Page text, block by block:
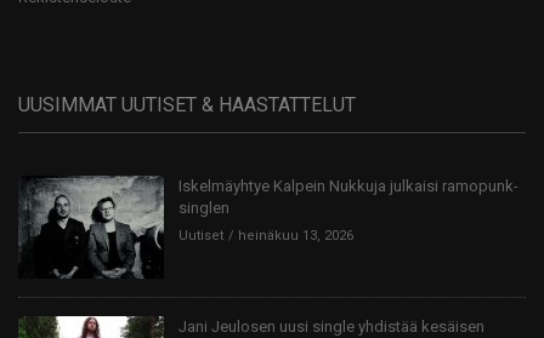
UUSIMMAT UUTISET & HAASTATTELUT
Iskelmäyhtye Kalpein Nukkuja julkaisi ramopunk-
singlen
Uutiset heinäkuu 13, 2026
Jani Jeulosen uusi single yhdistää kesäisen